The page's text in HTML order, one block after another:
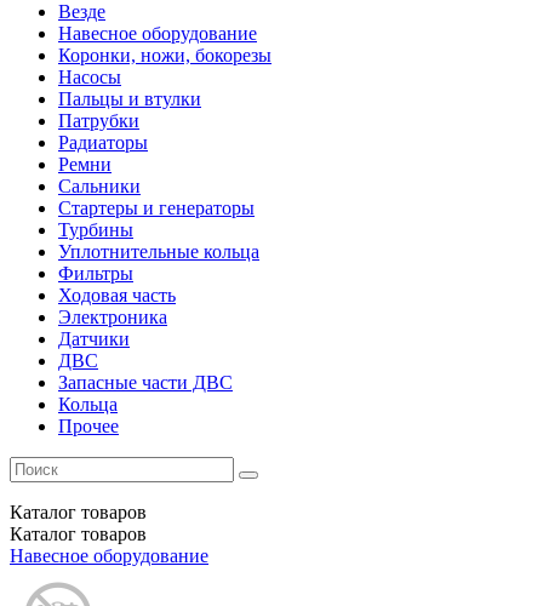
Везде
Навесное оборудование
Коронки, ножи, бокорезы
Насосы
Пальцы и втулки
Патрубки
Радиаторы
Ремни
Сальники
Стартеры и генераторы
Турбины
Уплотнительные кольца
Фильтры
Ходовая часть
Электроника
Датчики
ДВС
Запасные части ДВС
Кольца
Прочее
Каталог товаров
Каталог товаров
Навесное оборудование